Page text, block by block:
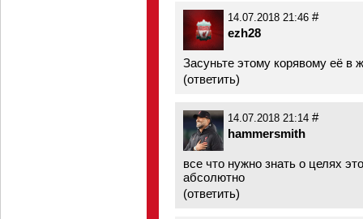
14.07.2018 21:46 #
ezh28
Засуньте этому корявому её в
(ответить)
14.07.2018 21:14 #
hammersmith
все что нужно знать о целях
абсолютно
(ответить)